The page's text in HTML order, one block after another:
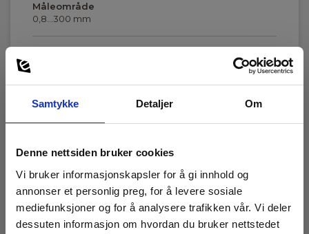
Samtykke Detaljer Om
Denne nettsiden bruker cookies
Vi bruker informasjonskapsler for å gi innhold og
annonser et personlig preg, for å levere sosiale
mediefunksjoner og for å analysere trafikken vår. Vi deler
dessuten informasjon om hvordan du bruker nettstedet
Måleområde
0,8…300 mm
10 ≤ H < 99,99 mm
ellers
Oppløsning
0,01 / 0,1 mm
Vis mer